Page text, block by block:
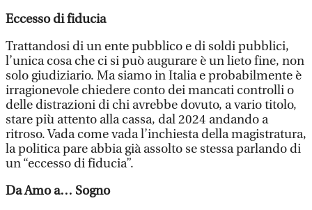
Eccesso di fiducia
Trattandosi di un ente pubblico e di soldi pubblici,
l’unica cosa che ci si può augurare è un lieto fine, non
solo giudiziario. Ma siamo in Italia e probabilmente è
irragionevole chiedere conto dei mancati controlli o
delle distrazioni di chi avrebbe dovuto, a vario titolo,
stare più attento alla cassa, dal 2024 andando a
ritroso. Vada come vada l’inchiesta della magistratura,
la politica pare abbia già assolto se stessa parlando di
un “eccesso di fiducia”.
Da Amo a… Sogno